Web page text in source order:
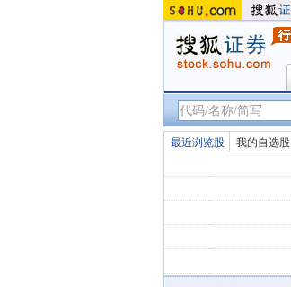
最近浏览股 我的自选股